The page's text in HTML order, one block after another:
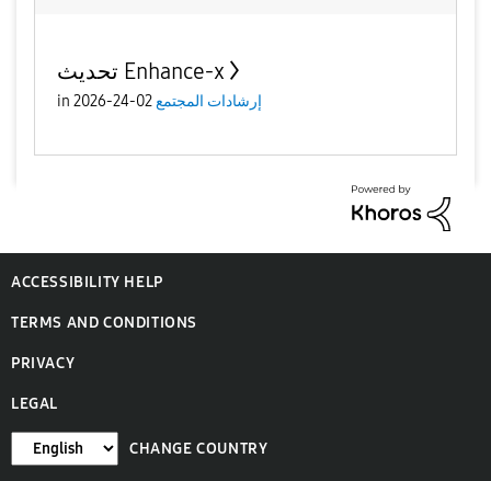
تحديث Enhance-x
in إرشادات المجتمع02-24-2026
ACCESSIBILITY HELP
TERMS AND CONDITIONS
PRIVACY
LEGAL
CHANGE COUNTRY